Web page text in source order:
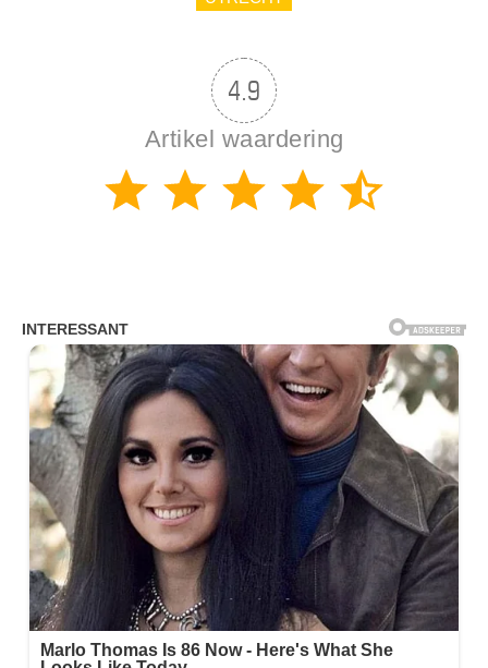
4.9
Artikel waardering